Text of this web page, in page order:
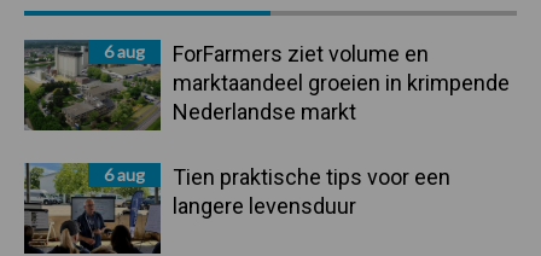
Sidebar
6 aug
ForFarmers ziet volume en
marktaandeel groeien in krimpende
Nederlandse markt
6 aug
Tien praktische tips voor een
langere levensduur